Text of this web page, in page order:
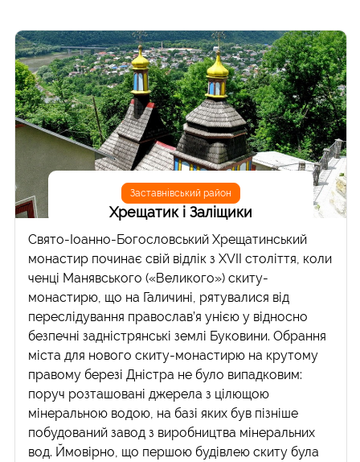
Заставнівський район
Хрещатик і Заліщики
Свято-Іоанно-Богословський Хрещатинський
монастир починає cвій відлік з ХVII століття, коли
ченці Манявського («Великого») скиту-
монастирю, що на Галичині, рятувалися від
переслідування православ’я унією у відносно
безпечні задністрянські землі Буковини. Обрання
міста для нового скиту-монастирю на крутому
правому березі Дністра не було випадковим:
поруч розташовані джерела з цілющою
мінеральною водою, на базі яких був пізніше
побудований завод з виробництва мінеральних
вод. Ймовірно, що першою будівлею скиту була